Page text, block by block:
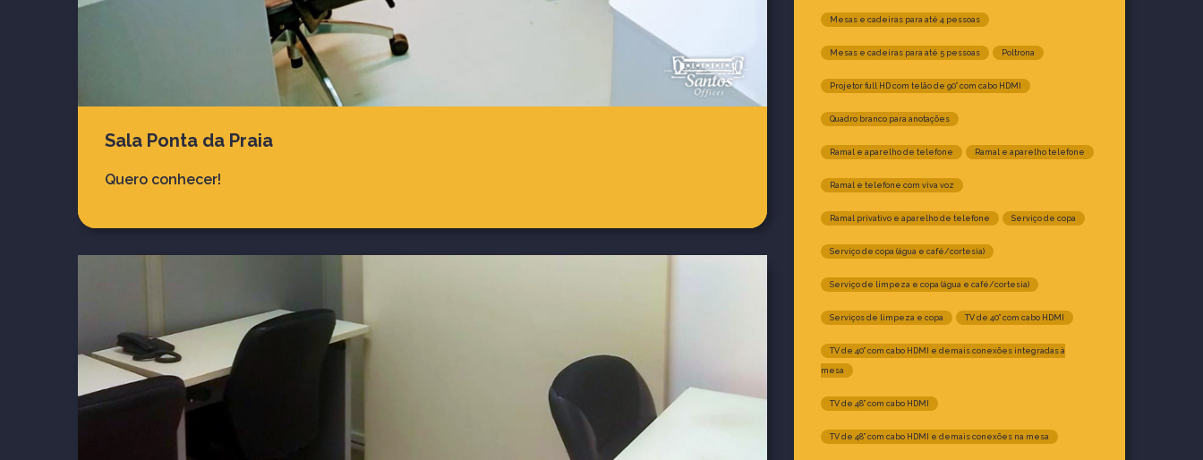
Sala Ponta da Praia
Quero conhecer!
Mesas e cadeiras para até 4 pessoas
Mesas e cadeiras para até 5 pessoas Poltrona
Projetor full HD com telão de 90” com cabo HDMI
Quadro branco para anotações
Ramal e aparelho de telefone Ramal e aparelho telefone
Ramal e telefone com viva voz
Ramal privativo e aparelho de telefone Serviço de copa
Serviço de copa (água e café/cortesia)
Serviço de limpeza e copa (água e café/cortesia)
Serviços de limpeza e copa TV de 40” com cabo HDMI
TV de 40” com cabo HDMI e demais conexões integradas à
mesa
TV de 48” com cabo HDMI
TV de 48” com cabo HDMI e demais conexões na mesa